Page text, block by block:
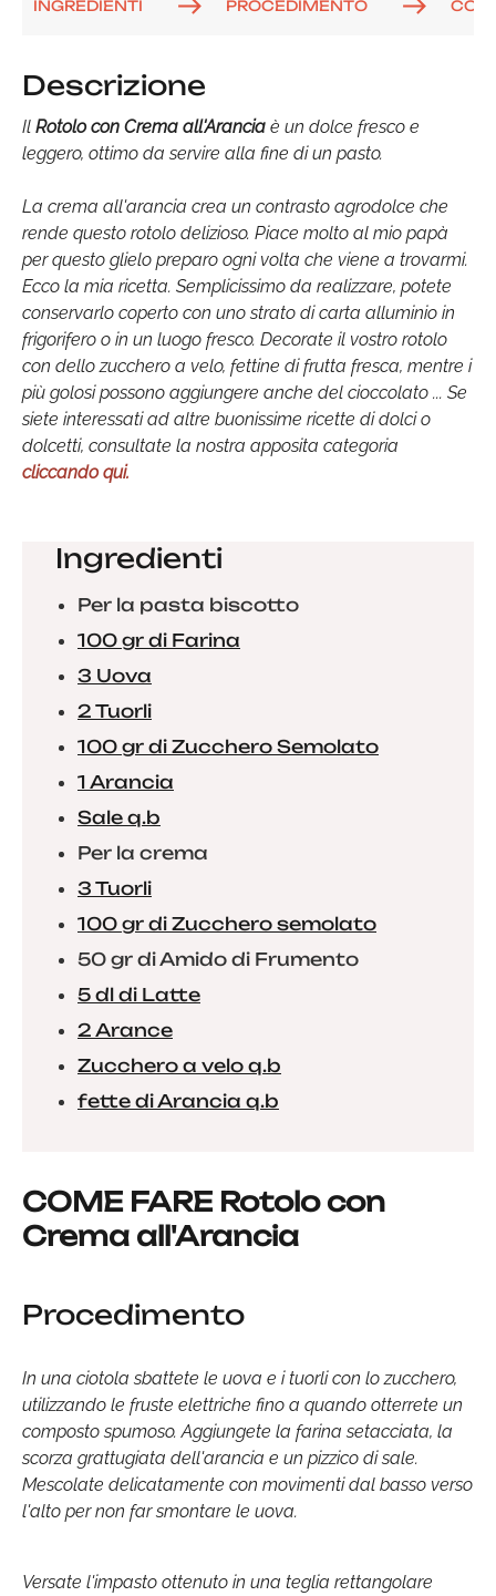
INGREDIENTI PROCEDIMENTO
Descrizione
Il Rotolo con Crema all'Arancia è un dolce fresco e
leggero, ottimo da servire alla fine di un pasto.
La crema all'arancia crea un contrasto agrodolce che
rende questo rotolo delizioso. Piace molto al mio papà
per questo glielo preparo ogni volta che viene a trovarmi.
Ecco la mia ricetta. Semplicissimo da realizzare, potete
conservarlo coperto con uno strato di carta alluminio in
frigorifero o in un luogo fresco. Decorate il vostro rotolo
con dello zucchero a velo, fettine di frutta fresca, mentre i
più golosi possono aggiungere anche del cioccolato ... Se
siete interessati ad altre buonissime ricette di dolci o
dolcetti, consultate la nostra apposita categoria
cliccando qui.
Ingredienti
Per la pasta biscotto
100 gr di Farina
3 Uova
2 Tuorli
100 gr di Zucchero Semolato
1 Arancia
Sale q.b
Per la crema
3 Tuorli
100 gr di Zucchero semolato
50 gr di Amido di Frumento
5 dl di Latte
2 Arance
Zucchero a velo q.b
fette di Arancia q.b
COME FARE Rotolo con
Crema all'Arancia
Procedimento
In una ciotola sbattete le uova e i tuorli con lo zucchero,
utilizzando le fruste elettriche fino a quando otterrete un
composto spumoso. Aggiungete la farina setacciata, la
scorza grattugiata dell'arancia e un pizzico di sale.
Mescolate delicatamente con movimenti dal basso verso
l'alto per non far smontare le uova.
Versate l'impasto ottenuto in una teglia rettangolare